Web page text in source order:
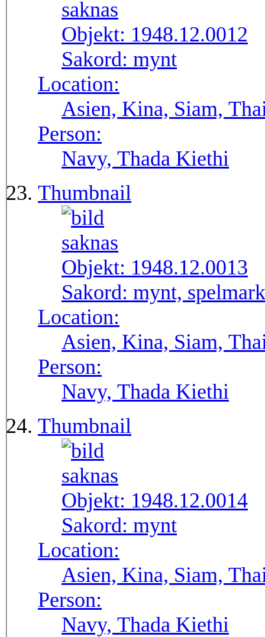
Objekt: 1948.12.0012
Sakord: mynt
Location:
Asien, Kina, Siam,
Person:
Navy, Thada Kiethi
Thumbnail
Objekt: 1948.12.0013
Sakord: mynt, spelmark
Location:
Asien, Kina, Siam,
Person:
Navy, Thada Kiethi
Thumbnail
Objekt: 1948.12.0014
Sakord: mynt
Location:
Asien, Kina, Siam,
Person:
Navy, Thada Kiethi